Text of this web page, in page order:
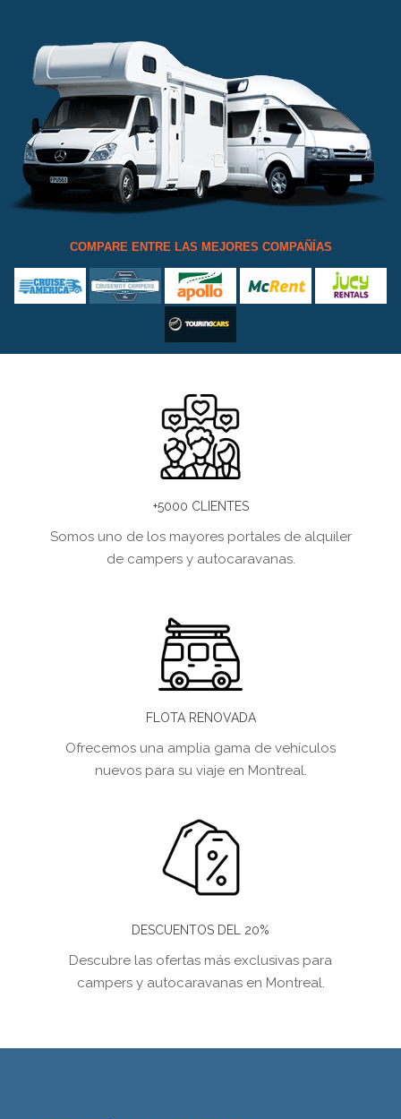
COMPARE ENTRE LAS MEJORES COMPAÑÍAS
+5000 CLIENTES
Somos uno de los mayores portales de alquiler
de campers y autocaravanas.
FLOTA RENOVADA
Ofrecemos una amplia gama de vehículos
nuevos para su viaje en Montreal.
DESCUENTOS DEL 20%
Descubre las ofertas más exclusivas para
campers y autocaravanas en Montreal.